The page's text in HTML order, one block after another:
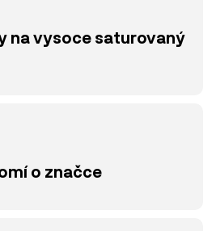
na vysoce saturovaný
o značce